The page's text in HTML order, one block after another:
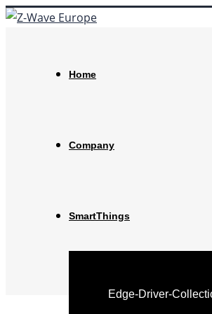
Home
Company
SmartThings
Edge-Driver-